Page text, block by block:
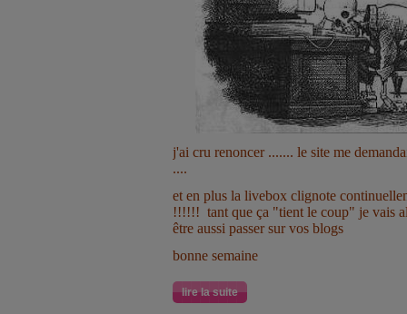
j'ai cru renoncer ....... le site me
....
et en plus la livebox clignote
!!!!!! tant que ça "tient le coup" je vais
être aussi passer sur vos blogs
bonne semaine
lire la suite